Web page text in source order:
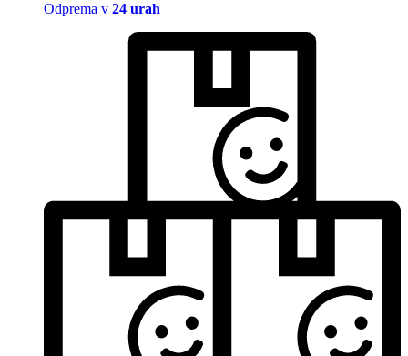
Odprema v 24 urah